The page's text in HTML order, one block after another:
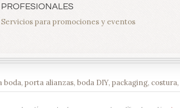
PROFESIONALES
Servicios para promociones y eventos
porta alianzas, boda DIY, packaging,